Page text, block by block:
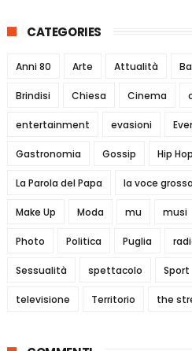
CATEGORIES
Anni 80 Arte Attualità
Brindisi Chiesa Cinema
entertainment evasioni
Gastronomia Gossip Hip Hop
La Parola del Papa la voce
Make Up Moda mu musi
Photo Politica Puglia
Sessualità spettacolo Sport
televisione Territorio the